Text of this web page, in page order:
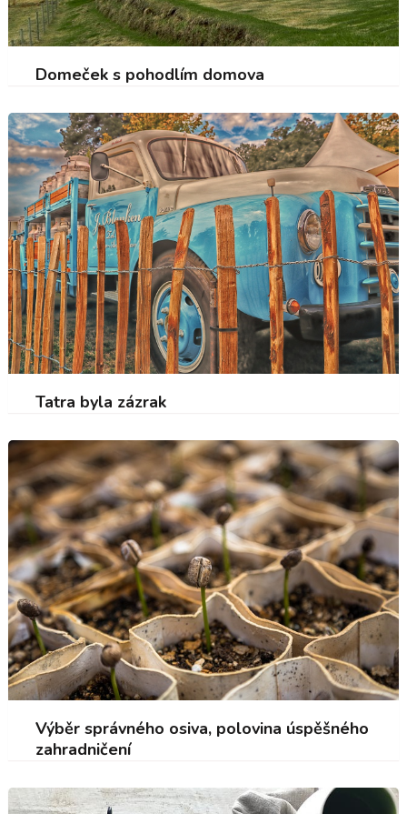
Domeček s pohodlím domova
Tatra byla zázrak
Výběr správného osiva, polovina úspěšného
zahradničení